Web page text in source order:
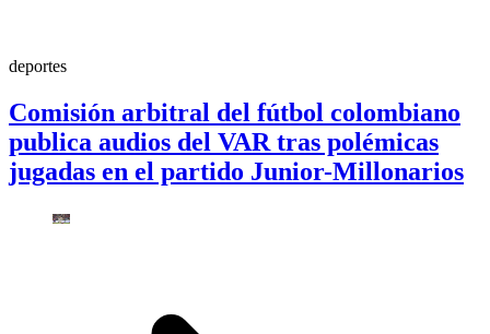
deportes
Comisión arbitral del fútbol colombiano
publica audios del VAR tras polémicas
jugadas en el partido Junior-Millonarios